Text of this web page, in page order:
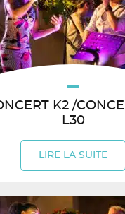
K2 /
L30
LIRE LA SUITE